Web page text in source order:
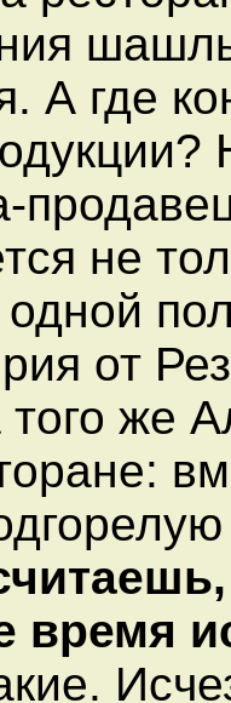
А где
не
от
того же
время